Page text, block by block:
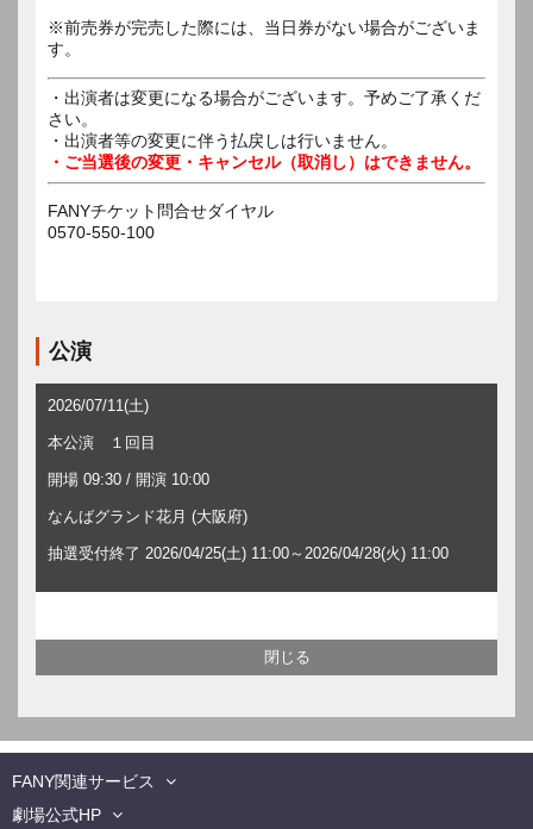
※前売券が完売した際には、当日券がない場合がございま
す。
・出演者は変更になる場合がございます。予めご了承くだ
さい。
・出演者等の変更に伴う払戻しは行いません。
・ご当選後の変更・キャンセル（取消し）はできません。
FANYチケット問合せダイヤル
0570-550-100
公演
2026/07/11(土)
本公演 １回目
開場 09:30 / 開演 10:00
なんばグランド花月 (大阪府)
抽選受付終了 2026/04/25(土) 11:00～2026/04/28(火) 11:00
FANY関連サービス
劇場公式HP